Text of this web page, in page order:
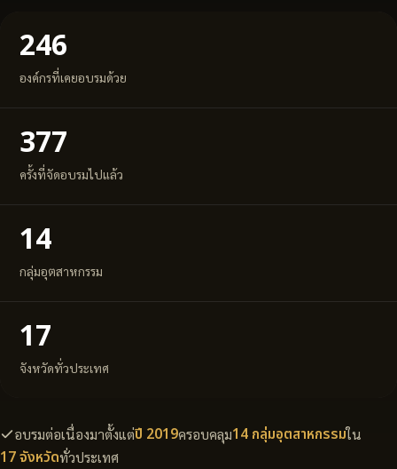
246
องค์กรที่เคยอบรมด้วย
377
ครั้งที่จัดอบรมไปแล้ว
14
กลุ่มอุตสาหกรรม
17
จังหวัดทั่วประเทศ
อบรมต่อเนื่องมาตั้งแต่ปี 2019ครอบคลุม14 กลุ่มอุตสาหกรรมใน
17 จังหวัดทั่วประเทศ